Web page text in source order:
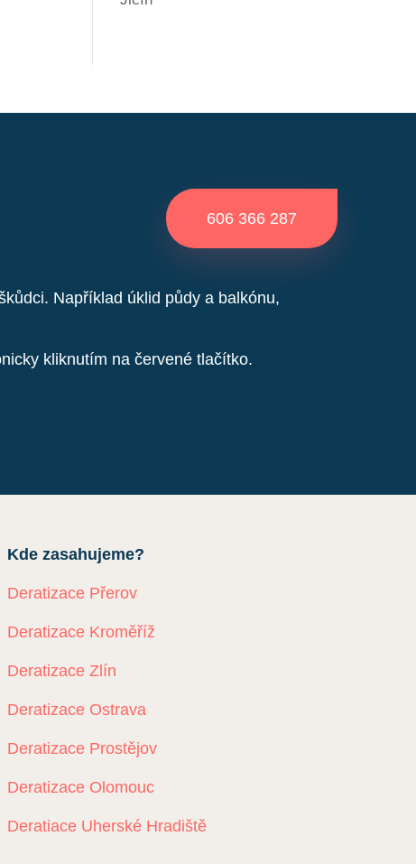
606 366 287
Například úklid půdy a balkónu,
kliknutím na červené tlačítko.
Kde zasahujeme?
Deratizace Přerov
Deratizace Kroměříž
Deratizace Zlín
Deratizace Ostrava
Deratizace Prostějov
Deratizace Olomouc
Deratiace Uherské Hradiště